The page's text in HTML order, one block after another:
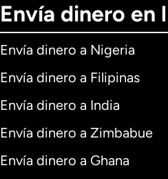
Envía dinero en
Envía dinero a Nigeria
Envía dinero a Filipinas
Envía dinero a India
Envía dinero a Zimbabue
Envía dinero a Ghana